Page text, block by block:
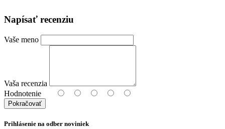
Napísať recenziu
Vaše meno
Vaša recenzia
Hodnotenie
Pokračovať
Prihlásenie na odber noviniek